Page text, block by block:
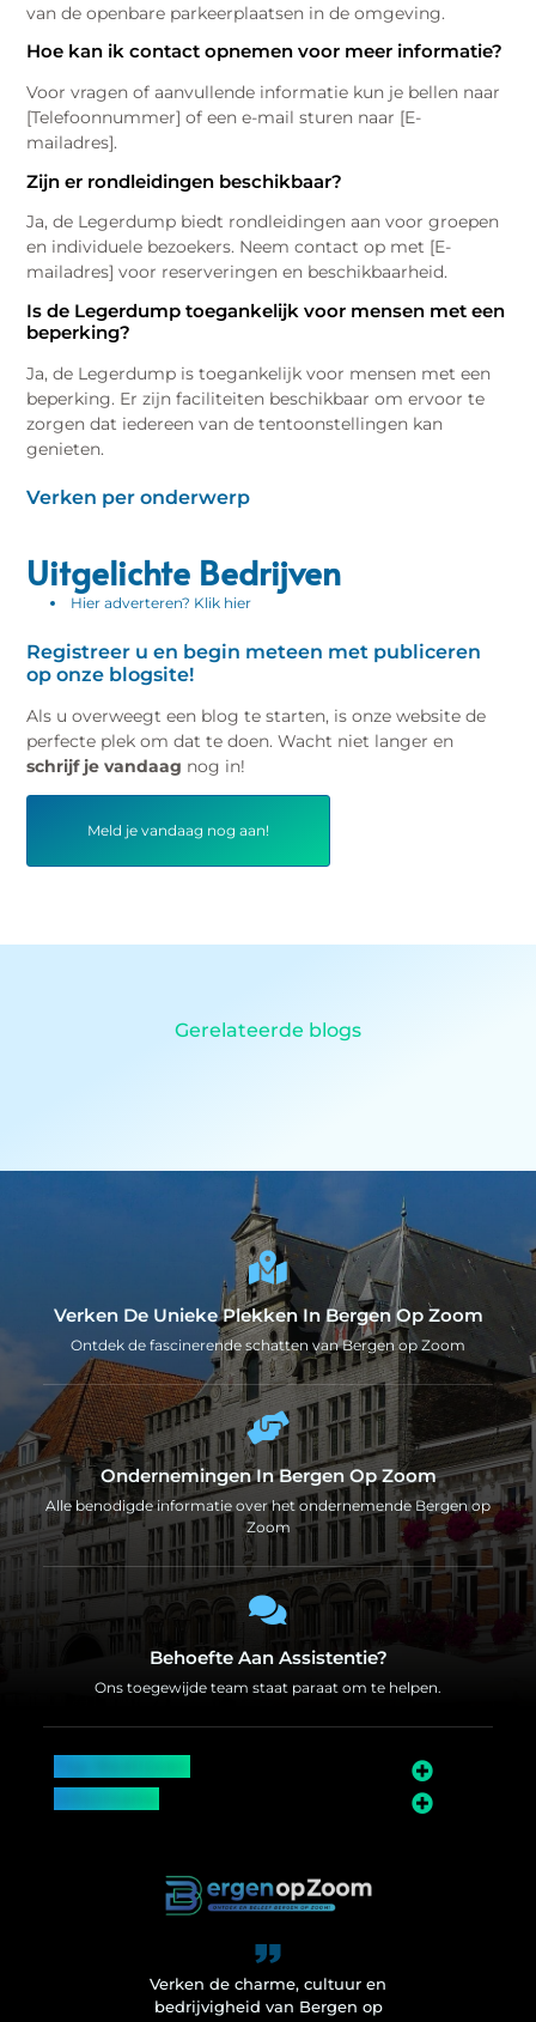
van de openbare parkeerplaatsen in de omgeving.
Hoe kan ik contact opnemen voor meer informatie?
Voor vragen of aanvullende informatie kun je bellen naar
[Telefoonnummer] of een e-mail sturen naar [E-
mailadres].
Zijn er rondleidingen beschikbaar?
Ja, de Legerdump biedt rondleidingen aan voor groepen
en individuele bezoekers. Neem contact op met [E-
mailadres] voor reserveringen en beschikbaarheid.
Is de Legerdump toegankelijk voor mensen met een
beperking?
Ja, de Legerdump is toegankelijk voor mensen met een
beperking. Er zijn faciliteiten beschikbaar om ervoor te
zorgen dat iedereen van de tentoonstellingen kan
genieten.
Verken per onderwerp
Uitgelichte Bedrijven
Hier adverteren? Klik hier
Registreer u en begin meteen met publiceren
op onze blogsite!
Als u overweegt een blog te starten, is onze website de
perfecte plek om dat te doen. Wacht niet langer en
schrijf je vandaag nog in!
Meld je vandaag nog aan!
Gerelateerde blogs
Verken De Unieke Plekken In Bergen Op Zoom
Ontdek de fascinerende schatten van Bergen op Zoom
Ondernemingen In Bergen Op Zoom
Alle benodigde informatie over het ondernemende Bergen op
Zoom
Behoefte Aan Assistentie?
Ons toegewijde team staat paraat om te helpen.
Verken de charme, cultuur en
bedrijvigheid van Bergen op